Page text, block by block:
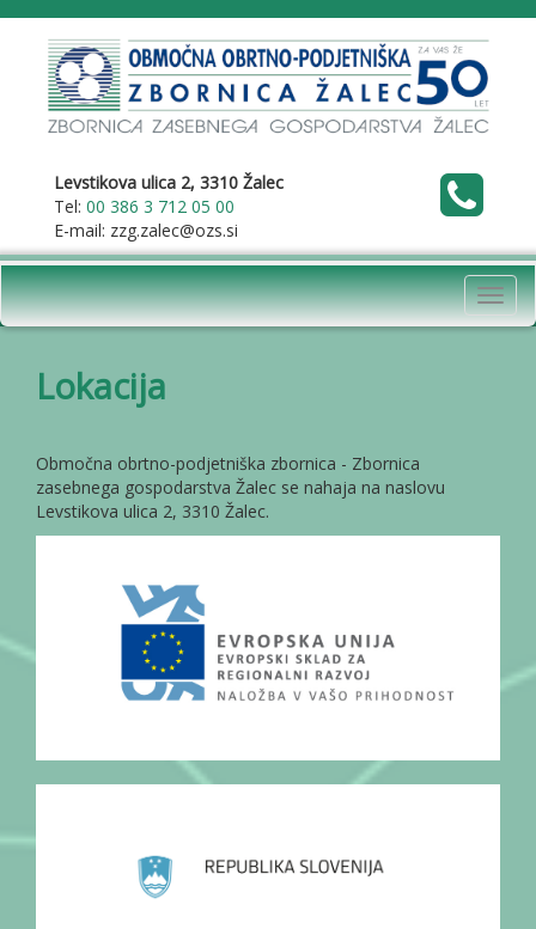
Levstikova ulica 2, 3310 Žalec
Tel: 00 386 3 712 05 00
E-mail: zzg.zalec@ozs.si
Lokacija
Območna obrtno-podjetniška zbornica - Zbornica
zasebnega gospodarstva Žalec se nahaja na naslovu
Levstikova ulica 2, 3310 Žalec.